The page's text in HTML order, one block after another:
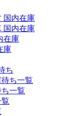
国内在庫
国内在庫
在庫
庫
ち
ち一覧
一覧